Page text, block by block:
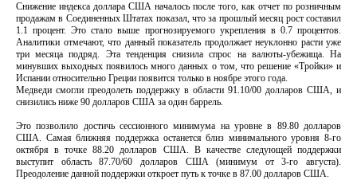
Снижение индекса доллара США началось после того, как отчет по розничным
продажам в Соединенных Штатах показал, что за прошлый месяц рост составил
1.1 процент. Это стало выше прогнозируемого укрепления в 0.7 процентов.
Аналитики отмечают, что данный показатель продолжает неуклонно расти уже
три месяца подряд. Эта тенденция снизила спрос на валюты-убежища. На
минувших выходных появилось много данных о том, что решение «Тройки» и
Испании относительно Греции появится только в ноябре этого года.
Медведи смогли преодолеть поддержку в области 91.10/00 долларов США, и
снизились ниже 90 долларов США за один баррель.
Это позволило достичь сессионного минимума на уровне в 89.80 долларов
США. Самая ближняя поддержка останется близ минимального уровня 8-го
октября в точке 88.20 долларов США. В качестве следующей поддержки
выступит область 87.70/60 долларов США (минимум от 3-го августа).
Преодоление данной поддержки откроет путь к точке в 87.00 долларов США.